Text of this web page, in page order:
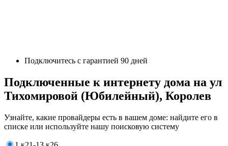
Подключитесь с гарантией 90 дней
Подключенные к интернету дома на ул
Тихомировой (Юбилейный), Королев
Узнайте, какие провайдеры есть в вашем доме: найдите его в
списке или используйте нашу поисковую систему